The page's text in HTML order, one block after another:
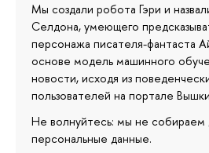
Мы создали робота Гэри и
Селдона, умеющего
персонажа писателя-фантаста
основе модель машинного
новости, исходя из
пользователей на портале
Не волнуйтесь: мы не собираем
персональные данные.